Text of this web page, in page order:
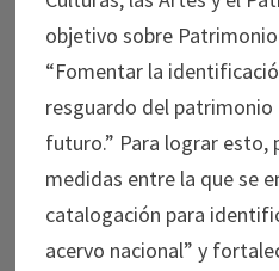
objetivo sobre
“Fomentar la
resguardo del patrimonio
futuro.” Para lograr esto,
medidas entre la que se
catalogación para
acervo nacional” y